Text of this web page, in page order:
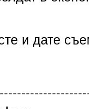
и дате